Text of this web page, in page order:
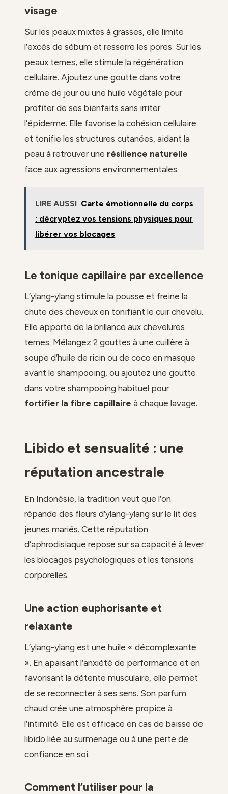
visage
Sur les peaux mixtes à grasses, elle limite
l’excès de sébum et resserre les pores. Sur les
peaux ternes, elle stimule la régénération
cellulaire. Ajoutez une goutte dans votre
crème de jour ou une huile végétale pour
profiter de ses bienfaits sans irriter
l’épiderme. Elle favorise la cohésion cellulaire
et tonifie les structures cutanées, aidant la
peau à retrouver une résilience naturelle
face aux agressions environnementales.
LIRE AUSSI Carte émotionnelle du corps
: décryptez vos tensions physiques pour
libérer vos blocages
Le tonique capillaire par excellence
L’ylang-ylang stimule la pousse et freine la
chute des cheveux en tonifiant le cuir chevelu.
Elle apporte de la brillance aux chevelures
ternes. Mélangez 2 gouttes à une cuillère à
soupe d’huile de ricin ou de coco en masque
avant le shampooing, ou ajoutez une goutte
dans votre shampooing habituel pour
fortifier la fibre capillaire à chaque lavage.
Libido et sensualité : une
réputation ancestrale
En Indonésie, la tradition veut que l’on
répande des fleurs d’ylang-ylang sur le lit des
jeunes mariés. Cette réputation
d’aphrodisiaque repose sur sa capacité à lever
les blocages psychologiques et les tensions
corporelles.
Une action euphorisante et
relaxante
L’ylang-ylang est une huile « décomplexante
». En apaisant l’anxiété de performance et en
favorisant la détente musculaire, elle permet
de se reconnecter à ses sens. Son parfum
chaud crée une atmosphère propice à
l’intimité. Elle est efficace en cas de baisse de
libido liée au surmenage ou à une perte de
confiance en soi.
Comment l’utiliser pour la